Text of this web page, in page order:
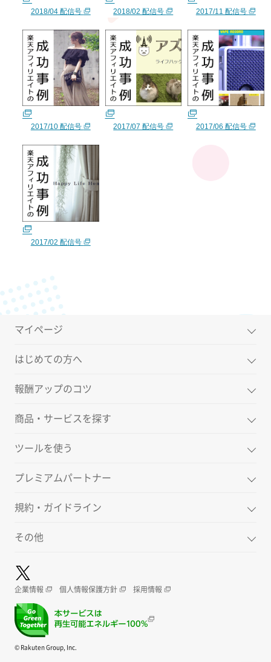
2018/04 配信号 2018/02 配信号 2017/11 配信号
2017/10 配信号 2017/07 配信号 2017/06 配信号
2017/02 配信号
マイページ
はじめての方へ
報酬アップのコツ
商品・サービスを探す
ツールを使う
プレミアムパートナー
規約・ガイドライン
その他
企業情報 個人情報保護方針 採用情報
© Rakuten Group, Inc.